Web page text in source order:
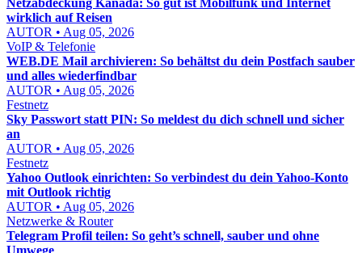
Netzabdeckung Kanada: So gut ist Mobilfunk und Internet
wirklich auf Reisen
AUTOR • Aug 05, 2026
VoIP & Telefonie
WEB.DE Mail archivieren: So behältst du dein Postfach sauber
und alles wiederfindbar
AUTOR • Aug 05, 2026
Festnetz
Sky Passwort statt PIN: So meldest du dich schnell und sicher
an
AUTOR • Aug 05, 2026
Festnetz
Yahoo Outlook einrichten: So verbindest du dein Yahoo-Konto
mit Outlook richtig
AUTOR • Aug 05, 2026
Netzwerke & Router
Telegram Profil teilen: So geht’s schnell, sauber und ohne
Umwege